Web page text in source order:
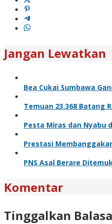
Jangan Lewatkan
Bea Cukai Sumbawa
Temuan 23.368 Batang
Pesta Miras dan Nyabu
Prestasi
PNS Asal Berare
Komentar
Tinggalkan